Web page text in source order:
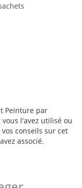
Peinture par
l'avez utilisé ou
conseils sur cet
associé.